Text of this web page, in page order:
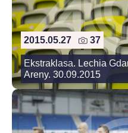
2015.05.27 37
Ekstraklasa. Lechia
Areny. 30.09.2015